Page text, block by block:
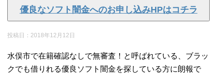
優良なソフト闇金へのお申し込みHPはコチラ
投稿日： 2018年12月12日
水俣市で在籍確認なしで無審査！と呼ばれている、ブラッ
クでも借りれる優良ソフト闇金を探している方に朗報で